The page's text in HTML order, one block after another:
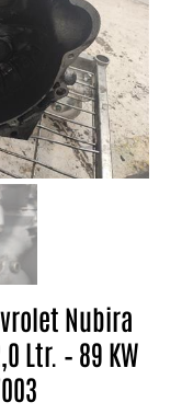
Nubira
Ltr. – 89 KW